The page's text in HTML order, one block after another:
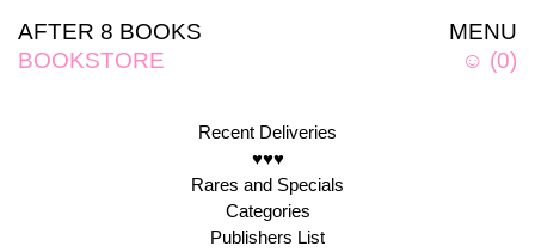
MENU
☺ (0)
AFTER 8 BOOKS
BOOKSTORE
Recent Deliveries
♥♥♥
Rares and Specials
Categories
Publishers List